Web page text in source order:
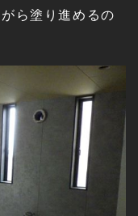
ら塗り進めるの